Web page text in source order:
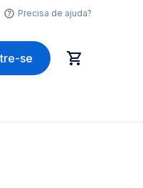
Precisa de ajuda?
se